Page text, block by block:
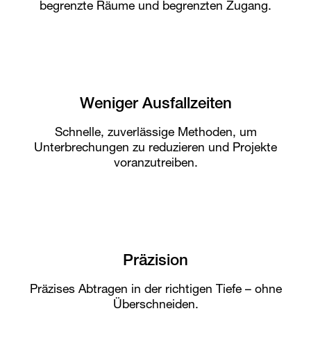
begrenzte Räume und begrenzten Zugang.
Weniger Ausfallzeiten
Schnelle, zuverlässige Methoden, um
Unterbrechungen zu reduzieren und Projekte
voranzutreiben.
Präzision
Präzises Abtragen in der richtigen Tiefe – ohne
Überschneiden.